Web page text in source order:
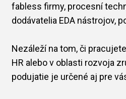
fabless firmy, procesní
dodávatelia EDA nástrojov,
Nezáleží na tom, či
HR alebo v oblasti rozvoja
podujatie je určené aj pre